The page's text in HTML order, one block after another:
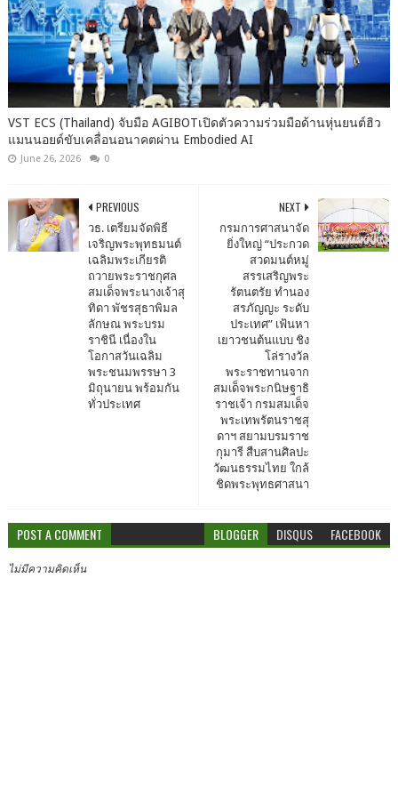
VST ECS (Thailand) จับมือ AGIBOTเปิดตัวความร่วมมือด้านหุ่นยนต์ฮิว
แมนนอยด์ขับเคลื่อนอนาคตผ่าน Embodied AI
June 26, 2026 0
NEXT
กรมการศาสนาจัด
ยิ่งใหญ่ “ประกวด
สวดมนต์หมู่
สรรเสริญพระ
รัตนตรัย ทำนอง
สรภัญญะ ระดับ
ประเทศ” เฟ้นหา
เยาวชนต้นแบบ ชิง
โล่รางวัล
พระราชทานจาก
สมเด็จพระกนิษฐาธิ
ราชเจ้า กรมสมเด็จ
พระเทพรัตนราชสุ
ดาฯ สยามบรมราช
กุมารี สืบสานศิลปะ
วัฒนธรรมไทย ใกล้
ชิดพระพุทธศาสนา
PREVIOUS
วธ. เตรียมจัดพิธี
เจริญพระพุทธมนต์
เฉลิมพระเกียรติ
ถวายพระราชกุศล
สมเด็จพระนางเจ้าสุ
ทิดา พัชรสุธาพิมล
ลักษณ พระบรม
ราชินี เนื่องใน
โอกาสวันเฉลิม
พระชนมพรรษา 3
มิถุนายน พร้อมกัน
ทั่วประเทศ
POST A COMMENT BLOGGER DISQUS FACEBOOK
ไม่มีความคิดเห็น